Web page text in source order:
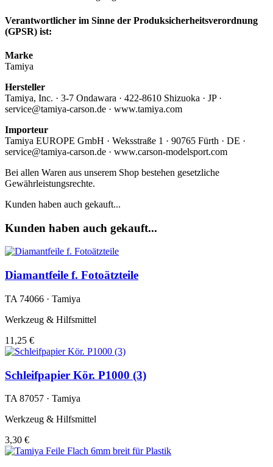
Verantwortlicher im Sinne der Produksicherheitsverordnung
(GPSR) ist:
Marke
Tamiya
Hersteller
Tamiya, Inc. · 3-7 Ondawara · 422-8610 Shizuoka · JP ·
service@tamiya-carson.de · www.tamiya.com
Importeur
Tamiya EUROPE GmbH · Weksstraße 1 · 90765 Fürth · DE ·
service@tamiya-carson.de · www.carson-modelsport.com
Bei allen Waren aus unserem Shop bestehen gesetzliche
Gewährleistungsrechte.
Kunden haben auch gekauft...
Kunden haben auch gekauft...
Diamantfeile f. Fotoätzteile
TA 74066 · Tamiya
Werkzeug & Hilfsmittel
11,25 €
Schleifpapier Kör. P1000 (3)
TA 87057 · Tamiya
Werkzeug & Hilfsmittel
3,30 €